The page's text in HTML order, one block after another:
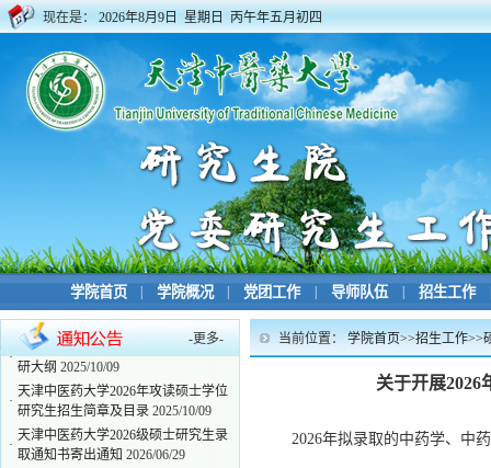
现在是： 2026年8月9日 星期日 丙午年五月初四
学院首页 学院概况 党团工作 导师队伍 招生工作
-更多-
·
2026年天津中医药大学硕士研究生考
研大纲 2025/10/09
·
天津中医药大学2026年攻读硕士学位
研究生招生简章及目录 2025/10/09
·
天津中医药大学2026级硕士研究生录
取通知书寄出通知 2026/06/29
当前位置： 学院首页>>招生工作>>
关于开展2026
2026年拟录取的中药学、中